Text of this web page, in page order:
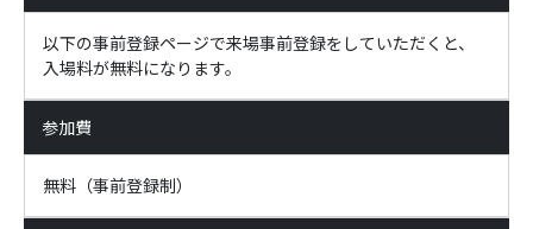
以下の事前登録ページで来場事前登録をしていただくと、
入場料が無料になります。
参加費
無料（事前登録制）